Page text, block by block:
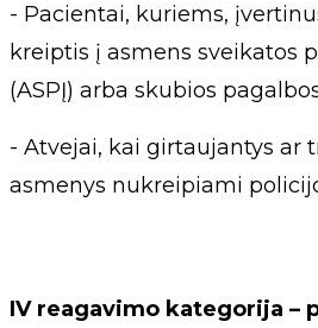
- Pacientai, kuriems,
kreiptis į asmens sveikatos
(ASPĮ) arba skubios
- Atvejai, kai girtaujantys ar
asmenys nukreipiami
IV reagavimo kategorija –